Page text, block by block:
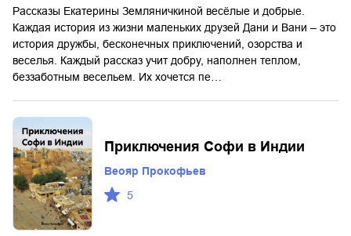
Рассказы Екатерины Земляничкиной весёлые и добрые.
Каждая история из жизни маленьких друзей Дани и Вани – это
история дружбы, бесконечных приключений, озорства и
веселья. Каждый рассказ учит добру, наполнен теплом,
беззаботным весельем. Их хочется пе…
Приключения Софи в Индии
Веояр Прокофьев
5